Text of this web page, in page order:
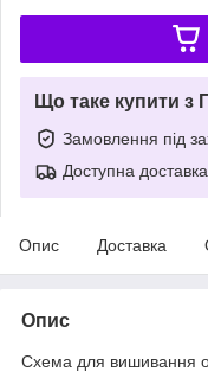
Що таке купити з
Замовлення під
Доступна доставка
Опис Доставка
Опис
Схема для вишивання